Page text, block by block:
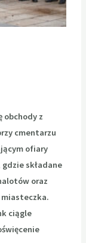
obchody z
cmentarzu
ofiary
składane
oraz
ciągle